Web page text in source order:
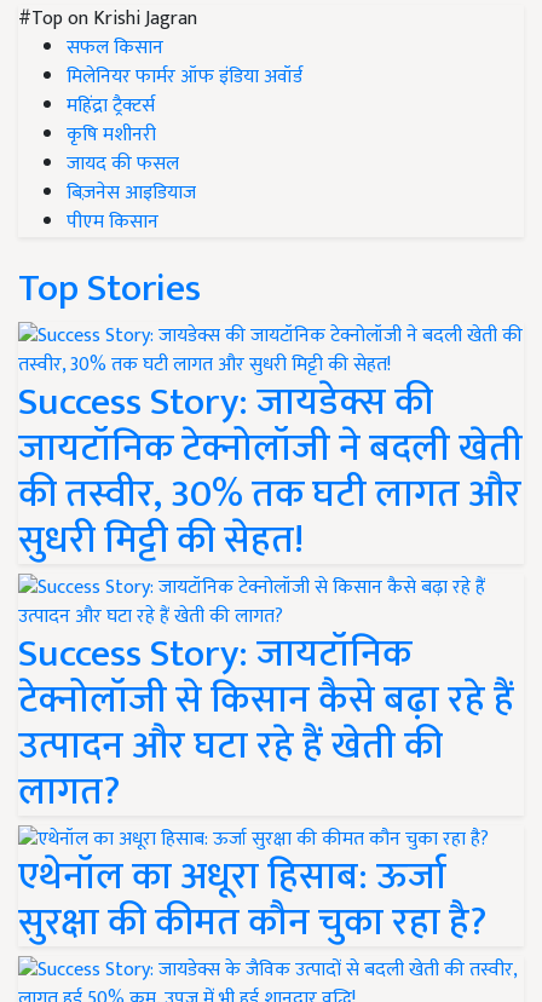
#Top on Krishi Jagran
सफल किसान
मिलेनियर फार्मर ऑफ इंडिया अवॉर्ड
महिंद्रा ट्रैक्टर्स
कृषि मशीनरी
जायद की फसल
बिज़नेस आइडियाज
पीएम किसान
Top Stories
Success Story: जायडेक्स की
जायटॉनिक टेक्नोलॉजी ने बदली खेती
की तस्वीर, 30% तक घटी लागत और
सुधरी मिट्टी की सेहत!
Success Story: जायटॉनिक
टेक्नोलॉजी से किसान कैसे बढ़ा रहे हैं
उत्पादन और घटा रहे हैं खेती की
लागत?
एथेनॉल का अधूरा हिसाब: ऊर्जा
सुरक्षा की कीमत कौन चुका रहा है?